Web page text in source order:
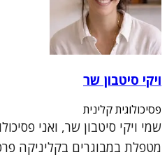
ויקי סיטבון שר
פסיכולוגית קלינית
שמי ויקי סיטבון שר, ואני
מטפלת במבוגרים בקליניקה